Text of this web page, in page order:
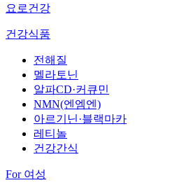
요로건강
건강식품
전해질
멜라토닌
알파CD·커큐민
NMN(엔엠엔)
아르기닌·블랙마카
레티놀
건강간식
For 여성